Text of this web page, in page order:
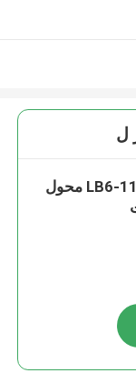
ل
LB6-110KV 126kv 132kv محول